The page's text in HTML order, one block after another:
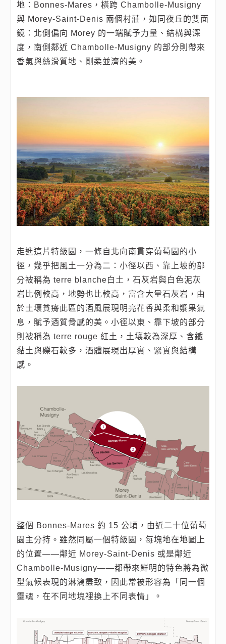
地：Bonnes‑Mares，橫跨 Chambolle‑Musigny
與 Morey‑Saint‑Denis 兩個村莊，如同夜丘的雙面
鏡：北側偏向 Morey 的一端賦予力量、結構與深
度，南側鄰近 Chambolle‑Musigny 的部分則帶來
香氣與絲滑質地、剛柔並濟的美。
走進這片特級園，一條自北向南貫穿葡萄園的小
徑，幾乎把風土一分為二：小徑以西、靠上坡的部
分被稱為 terre blanche白土，石灰岩與白色泥灰
岩比例較高，地勢也比較高，富含大量石灰岩，由
於土壤貧瘠此區的酒風展現明亮花香與柔和漿果氣
息，賦予酒質骨感的美。小徑以東、靠下坡的部分
則被稱為 terre rouge 紅土，土壤較為深厚、含鐵
黏土與礫石較多，酒體展現出厚實、緊實與結構
感。
整個 Bonnes‑Mares 約 15 公頃，由近二十位葡萄
園主分持。雖然同屬一個特級園，每塊地在地圖上
的位置——鄰近 Morey‑Saint‑Denis 或是鄰近
Chambolle‑Musigny——都帶來鮮明的特色將為微
型氣候表現的淋漓盡致，因此常被形容為「同一個
靈魂，在不同地塊裡換上不同表情」。